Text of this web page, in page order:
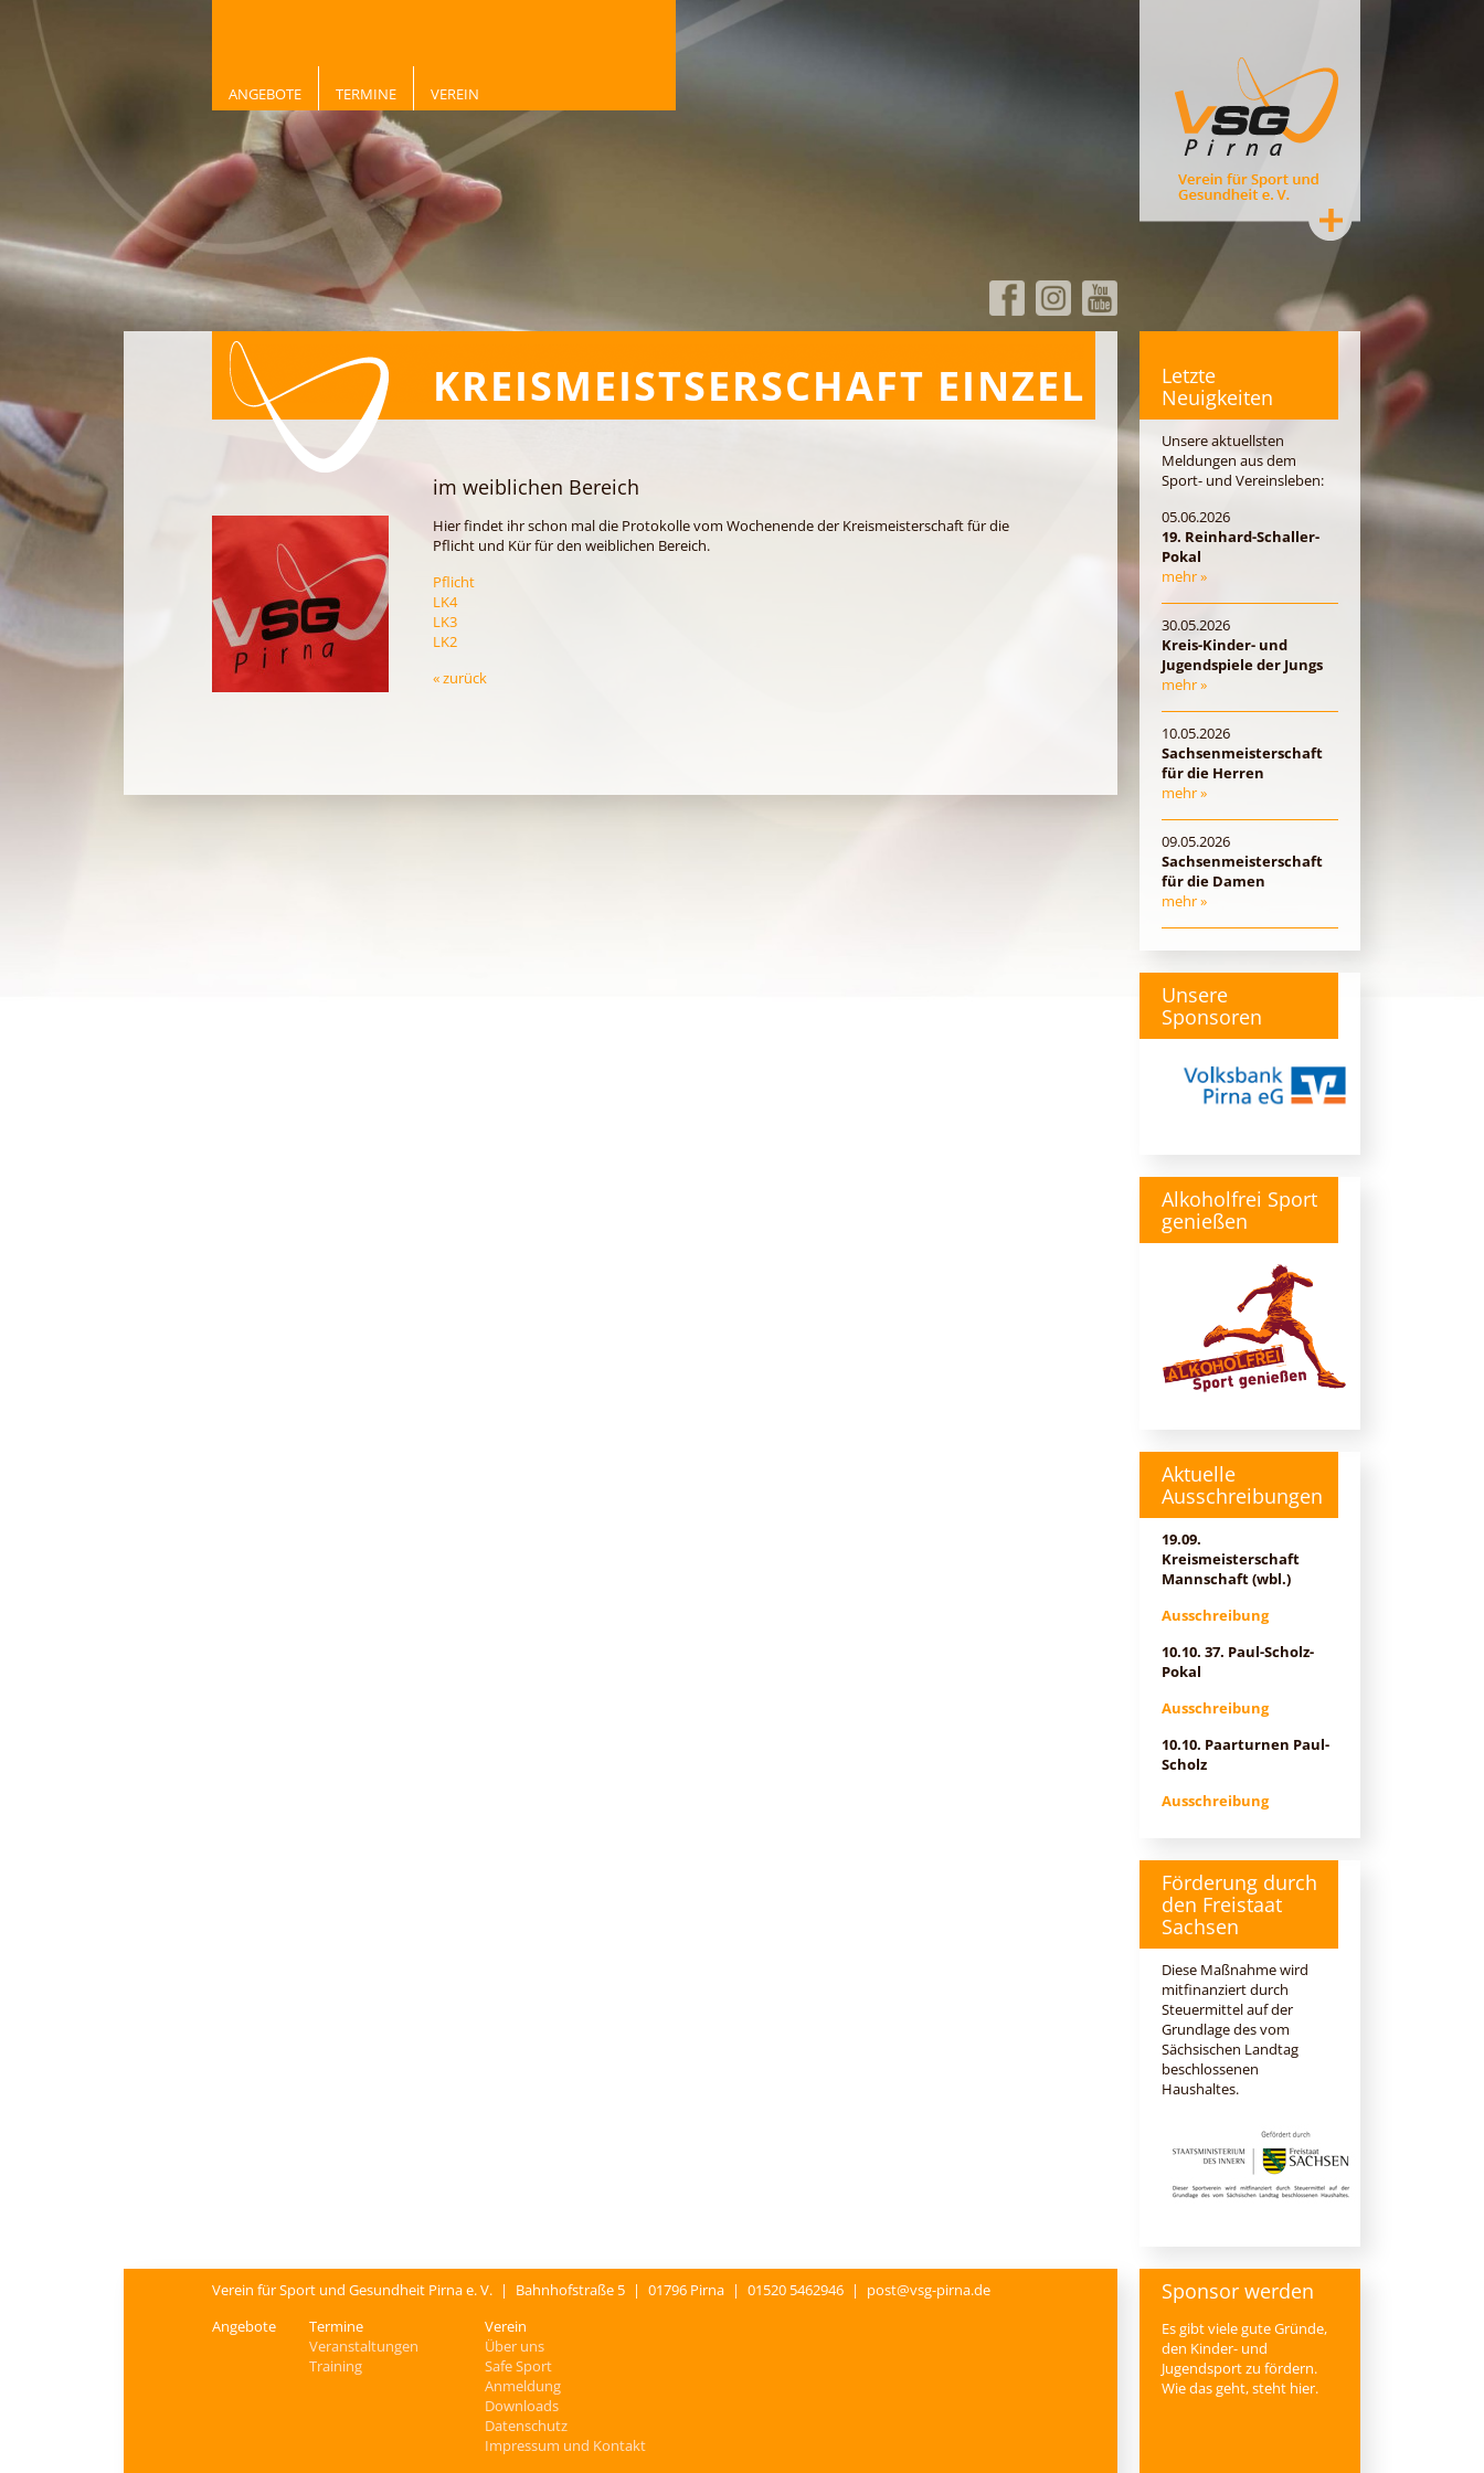
ANGEBOTE TERMINE VEREIN
KREISMEISTSERSCHAFT EINZEL
im weiblichen Bereich
Hier findet ihr schon mal die Protokolle vom Wochenende der Kreismeisterschaft für die
Pflicht und Kür für den weiblichen Bereich.
Pflicht
LK4
LK3
LK2
« zurück
Letzte
Neuigkeiten
Unsere aktuellsten
Meldungen aus dem
Sport- und Vereinsleben:
05.06.2026
19. Reinhard-Schaller-
Pokal
mehr »
30.05.2026
Kreis-Kinder- und
Jugendspiele der Jungs
mehr »
10.05.2026
Sachsenmeisterschaft
für die Herren
mehr »
09.05.2026
Sachsenmeisterschaft
für die Damen
mehr »
Unsere
Sponsoren
Alkoholfrei Sport
genießen
Aktuelle
Ausschreibungen
19.09.
Kreismeisterschaft
Mannschaft (wbl.)
Ausschreibung
10.10. 37. Paul-Scholz-
Pokal
Ausschreibung
10.10. Paarturnen Paul-
Scholz
Ausschreibung
Förderung durch
den Freistaat
Sachsen
Diese Maßnahme wird
mitfinanziert durch
Steuermittel auf der
Grundlage des vom
Sächsischen Landtag
beschlossenen
Haushaltes.
Verein für Sport und Gesundheit Pirna e. V. | Bahnhofstraße 5 | 01796 Pirna | 01520 5462946 |
post@vsg-pirna.de
Angebote
Termine
Veranstaltungen
Training
Verein
Über uns
Safe Sport
Anmeldung
Downloads
Datenschutz
Impressum und Kontakt
Sponsor werden
Es gibt viele gute Gründe,
den Kinder- und
Jugendsport zu fördern.
Wie das geht, steht hier.